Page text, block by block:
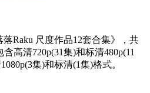
Raku 尺度作品12套合集》，共
高清720p(31集)和标清480p(11
集)和标清(1集)格式。